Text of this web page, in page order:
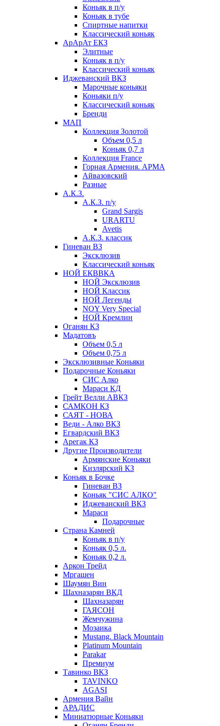
Коньяк в п/у
Коньяк в тубе
Спиртные напитки
Классический коньяк
АрАрАт ЕКЗ
Элитные
Коньяк в п/у
Классический коньяк
Иджеванский ВКЗ
Марочные коньяки
Коньяки п/у
Классический коньяк
Бренди
МАП
Коллекция Золотой
Объем 0,5 л
Коньяк 0,7 л
Коллекция France
Горная Армения. АРМА
Айвазовский
Разные
А.К.З.
А.К.З. п/у
Grand Sargis
URARTU
Avetis
А.К.З. классик
Гиневан ВЗ
Эксклюзив
Классический коньяк
НОЙ ЕКВВКА
НОЙ Эксклюзив
НОЙ Классик
НОЙ Легенды
NOY Very Speсial
НОЙ Кремлин
Оганян КЗ
Мадатовъ
Объем 0,5 л
Объем 0,75 л
Эксклюзивные Коньяки
Подарочные Коньяки
СИС Алко
Мараси КД
Грейт Велли АВКЗ
САМКОН КЗ
САЯТ - НОВА
Веди - Алко ВКЗ
Егвардский ВКЗ
Арегак КЗ
Другие Производители
Армянские Коньяки
Кизлярский КЗ
Коньяк в Бочке
Гиневан ВЗ
Коньяк "СИС АЛКО"
Иджеванский ВКЗ
Мараси
Подарочные
Страна Камней
Коньяк в п/у
Коньяк 0,5 л.
Коньяк 0,2 л.
Аркон Трейд
Мргашен
Шаумян Вин
Шахназарян ВКД
Шахназарян
ГАЯСОН
Жемчужина
Мозаика
Mustang. Black Mountain
Platinum Mountain
Parakar
Премиум
Тавинко ВКЗ
TAVINKO
AGASI
Армения Вайн
АРАДИС
Миниатюрные Коньяки